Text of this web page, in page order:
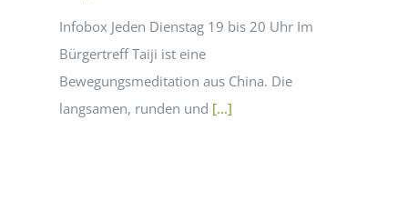
Infobox Jeden Dienstag 19 bis 20 Uhr Im
Bürgertreff Taiji ist eine
Bewegungsmeditation aus China. Die
langsamen, runden und [...]